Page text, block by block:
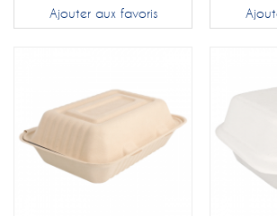
Ajouter aux favoris